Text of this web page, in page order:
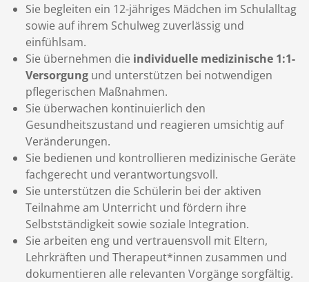
Sie begleiten ein 12-jähriges Mädchen im Schulalltag
sowie auf ihrem Schulweg zuverlässig und
einfühlsam.
Sie übernehmen die individuelle medizinische 1:1-
Versorgung und unterstützen bei notwendigen
pflegerischen Maßnahmen.
Sie überwachen kontinuierlich den
Gesundheitszustand und reagieren umsichtig auf
Veränderungen.
Sie bedienen und kontrollieren medizinische Geräte
fachgerecht und verantwortungsvoll.
Sie unterstützen die Schülerin bei der aktiven
Teilnahme am Unterricht und fördern ihre
Selbstständigkeit sowie soziale Integration.
Sie arbeiten eng und vertrauensvoll mit Eltern,
Lehrkräften und Therapeut*innen zusammen und
dokumentieren alle relevanten Vorgänge sorgfältig.